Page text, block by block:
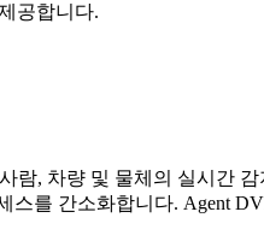
공합니다.
람, 차량 및 물체의 실시간
를 간소화합니다. Agent